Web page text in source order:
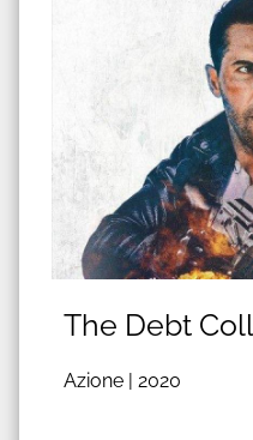
The Debt
Azione | 2020